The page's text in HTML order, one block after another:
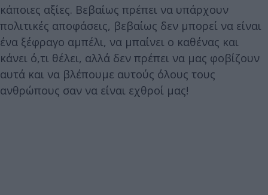
κάποιες αξίες. Βεβαίως πρέπει να υπάρχουν
πολιτικές αποφάσεις, βεβαίως δεν μπορεί να είναι
ένα ξέφραγο αμπέλι, να μπαίνει ο καθένας και
κάνει ό,τι θέλει, αλλά δεν πρέπει να μας φοβίζουν
αυτά και να βλέπουμε αυτούς όλους τους
ανθρώπους σαν να είναι εχθροί μας!